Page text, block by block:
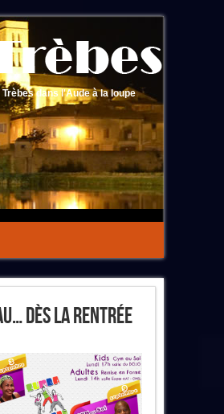
Trèbes dans l'Aude à la loupe
Dès La Rentrée